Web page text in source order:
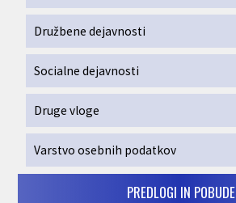
Družbene dejavnosti
Socialne dejavnosti
Druge vloge
Varstvo osebnih podatkov
PREDLOGI IN POBUDE